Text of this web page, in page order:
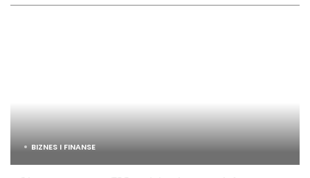
BIZNES I FINANSE